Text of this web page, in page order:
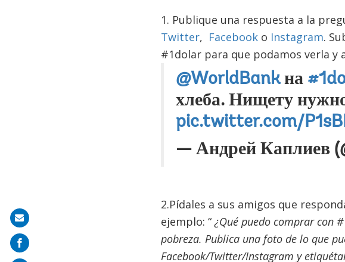
1. Publique una respuesta a la
Twitter, Facebooko Instagram.
#1dolar para que podamos verla y
@WorldBankна
хлеба. Нищету
pic.twitter.com/
— Андрей Каплиев
2.Pídales a sus amigos que
ejemplo: “¿Qué puedo comprar con
pobreza. Publica una foto de lo que
Facebook/Twitter/Instagram y
Share
on
mail